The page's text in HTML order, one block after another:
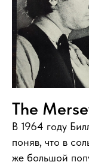
The
В 1964 году
поняв, что в
же большой